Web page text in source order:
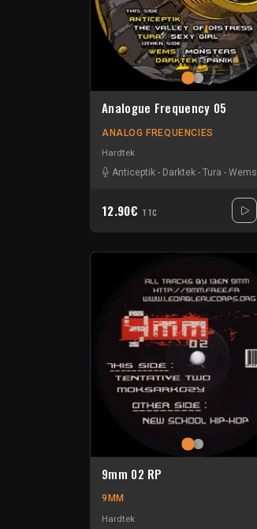
Analogue Frequency 05
ANALOG FREQUENCIES
Hardtek
Anticeptik - Darktek - Tura - Wems
12.90€ TTC
9mm 02 RP
9MM
Hardtek